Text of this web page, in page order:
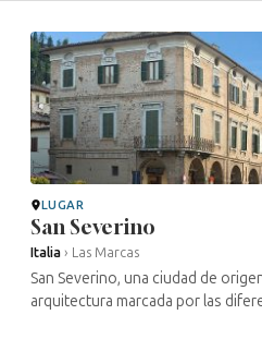
LUGAR
San Severino
Italia › Las Marcas
San Severino, una ciudad de
arquitectura marcada por las